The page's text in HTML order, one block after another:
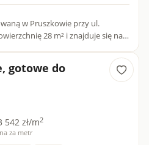
w Pruszkowie przy ul.
28 m² i znajduje się na
gotowe do
542 zł/m2
za metr